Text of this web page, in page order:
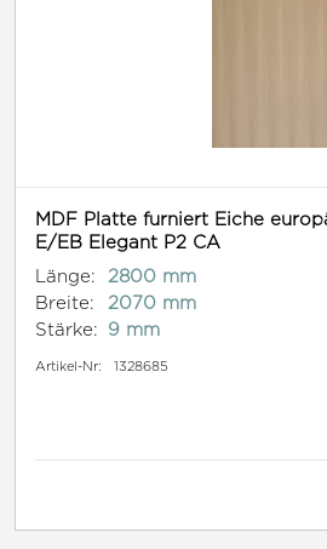
MDF Platte furniert Eiche
E/EB Elegant P2 CA
Länge:
2800 mm
Breite:
2070 mm
Stärke:
9 mm
Artikel-Nr: 1328685